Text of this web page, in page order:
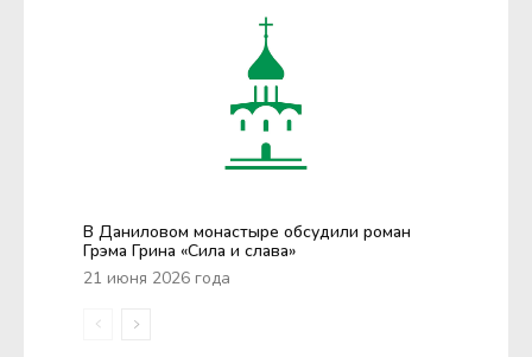
В Даниловом монастыре обсудили роман
Грэма Грина «Сила и слава»
21 июня 2026 года